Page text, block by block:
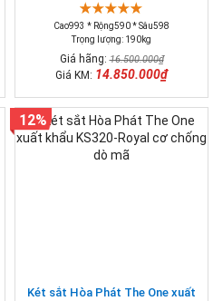
Cao993 * Rộng590 * Sâu598
Trọng lượng: 190kg
Giá hãng:16.500.000₫
Giá KM: 14.850.000₫
Két sắt Hòa Phát The One xuất
12%